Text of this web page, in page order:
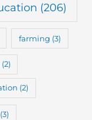
(206)
farming (3)
(2)
(2)
(3)